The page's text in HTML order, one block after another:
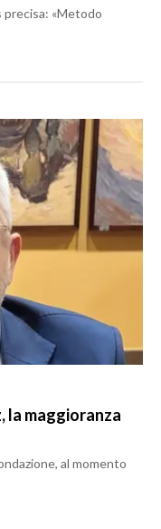
precisa: «Metodo
la maggioranza
al momento